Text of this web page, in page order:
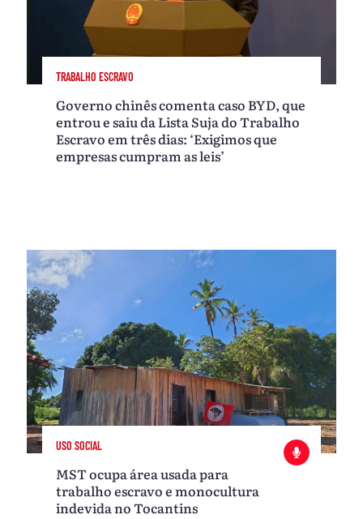
TRABALHO ESCRAVO
Governo chinês comenta caso BYD, que
entrou e saiu da Lista Suja do Trabalho
Escravo em três dias: ‘Exigimos que
empresas cumpram as leis’
USO SOCIAL
MST ocupa área usada para
trabalho escravo e monocultura
indevida no Tocantins